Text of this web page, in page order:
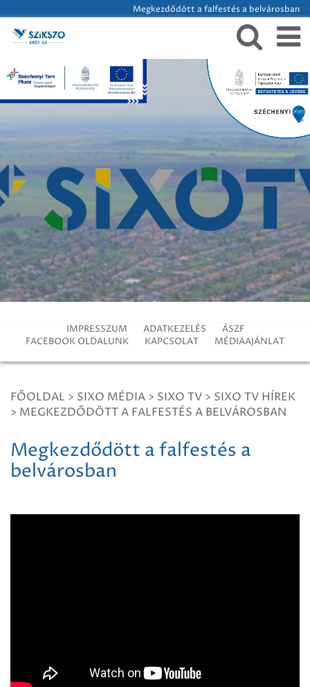
Megkezdődött a falfestés a belvárosban
IMPRESSZUM ADATKEZELÉS
ÁSZF
FACEBOOK OLDALUNK
KAPCSOLAT MÉDIAAJÁNLAT
FŐOLDAL > SIXO MÉDIA > SIXO TV > SIXO TV HÍREK
> MEGKEZDŐDÖTT A FALFESTÉS A BELVÁROSBAN
Megkezdődött a falfestés a
belvárosban